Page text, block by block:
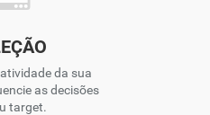
da sua
as decisões
target.